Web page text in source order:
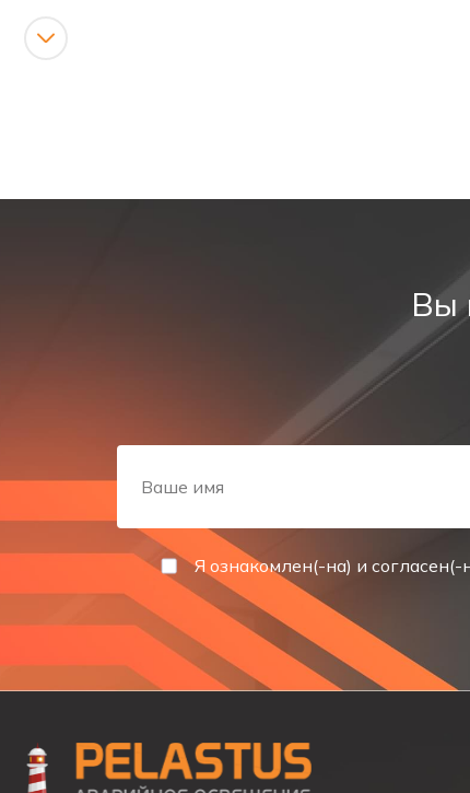
Преимущества аварийного
Указатель обеспечивает стабильный
Эргономичный дизайн удовлетворяет всем
Светильник компактен, прост в установке,
Аварийный светодиодный светильник PL EM
Световой указатель
Вы
Я ознакомлен(-на) и согласен(-